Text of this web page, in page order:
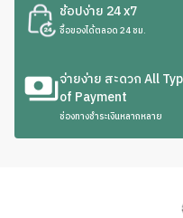
ช้อปง่าย 24 x7
ซื้อของได้ตลอด 24 ชม.
จ่ายง่าย สะดวก All
of Payment
ช่องทางชำระเงินหลากหลาย